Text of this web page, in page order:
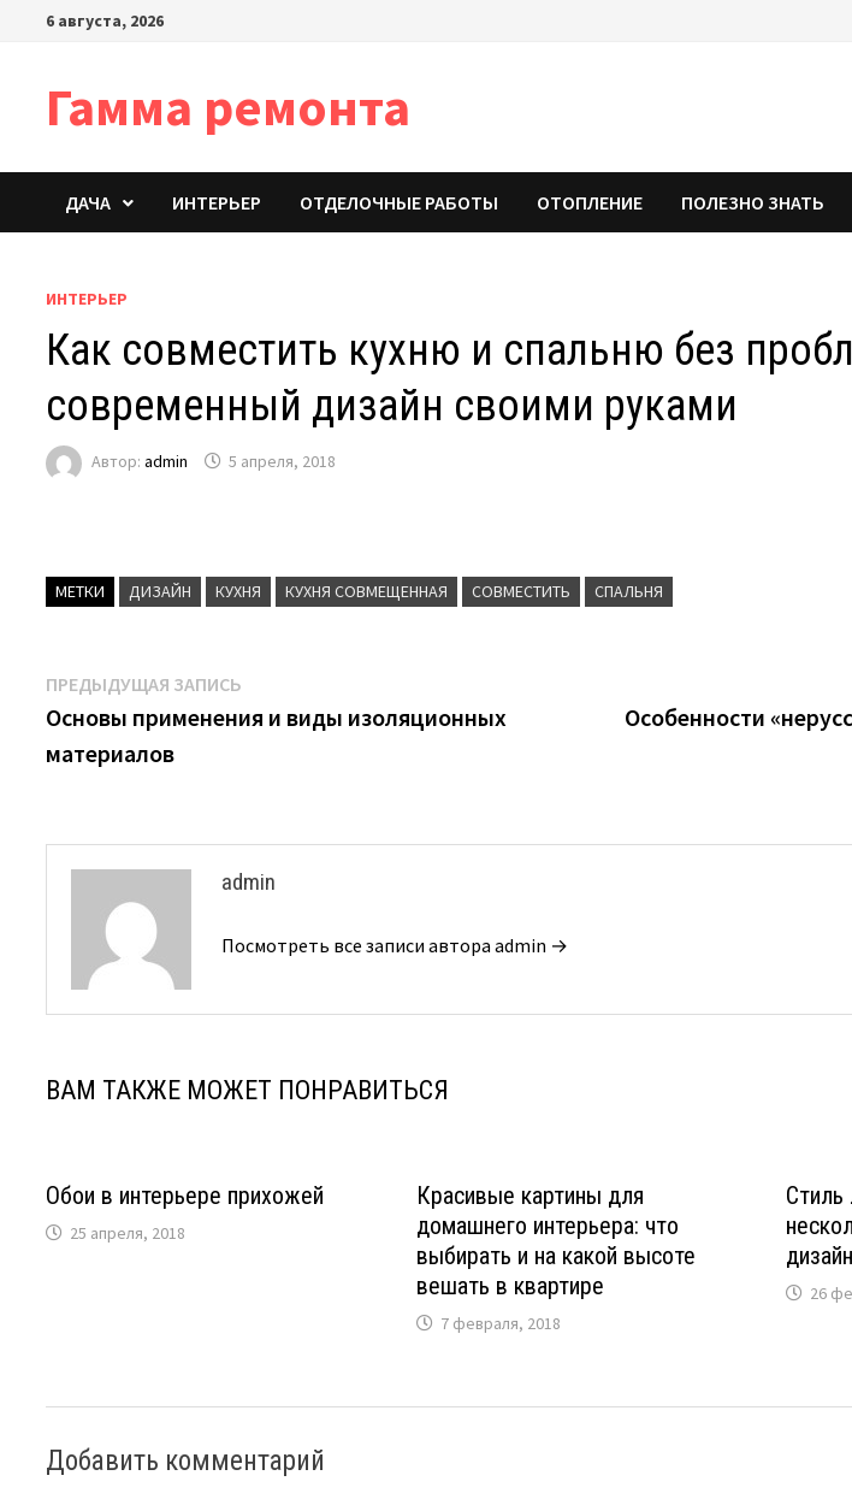
Перейти6 августа, 2026
Гамма ремонта
ДАЧА ИНТЕРЬЕР ОТДЕЛОЧНЫЕ РАБОТЫ ОТОПЛЕНИЕ ПОЛЕЗНО ЗНАТЬ
ИНТЕРЬЕР
Как совместить кухню и спальню без
современный дизайн своими руками
Автор:admin 5 апреля, 2018
МЕТКИ ДИЗАЙН КУХНЯ КУХНЯ СОВМЕЩЕННАЯ СОВМЕСТИТЬ СПАЛЬНЯ
Навигация
по
записям
ПРЕДЫДУЩАЯ ЗАПИСЬ
запись:
Основы применения и виды изоляционных
материалов
Особенности
admin
Посмотреть все записи автора admin →
ВАМ ТАКЖЕ МОЖЕТ ПОНРАВИТЬСЯ
Обои в интерьере прихожей
25 апреля, 2018
Красивые картины для
домашнего интерьера: что
выбирать и на какой высоте
вешать в квартире
7 февраля, 2018
Стиль
26
Добавить комментарий